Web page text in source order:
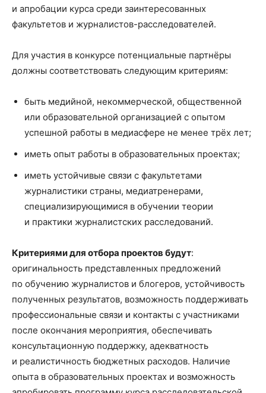
и апробации курса среди заинтересованных
факультетов и журналистов-расследователей.
Для участия в конкурсе потенциальные партнёры
должны соответствовать следующим критериям:
быть медийной, некоммерческой, общественной
или образовательной организацией с опытом
успешной работы в медиасфере не менее трёх лет;
иметь опыт работы в образовательных проектах;
иметь устойчивые связи с факультетами
журналистики страны, медиатренерами,
специализирующимися в обучении теории
и практики журналистских расследований.
Критериями для отбора проектов будут:
оригинальность представленных предложений
по обучению журналистов и блогеров, устойчивость
полученных результатов, возможность поддерживать
профессиональные связи и контакты с участниками
после окончания мероприятия, обеспечивать
консультационную поддержку, адекватность
и реалистичность бюджетных расходов. Наличие
опыта в образовательных проектах и возможность